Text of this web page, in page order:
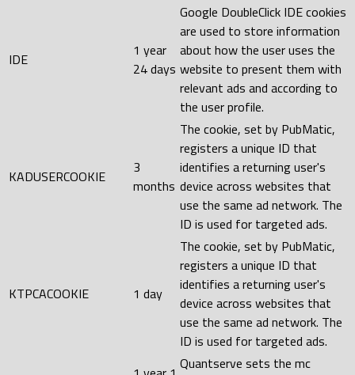
IDE
1 year
24 days
Google DoubleClick IDE cookies
are used to store information
about how the user uses the
website to present them with
relevant ads and according to
the user profile.
KADUSERCOOKIE
3
months
The cookie, set by PubMatic,
registers a unique ID that
identifies a returning user's
device across websites that
use the same ad network. The
ID is used for targeted ads.
KTPCACOOKIE 1 day
The cookie, set by PubMatic,
registers a unique ID that
identifies a returning user's
device across websites that
use the same ad network. The
ID is used for targeted ads.
Quantserve sets the mc